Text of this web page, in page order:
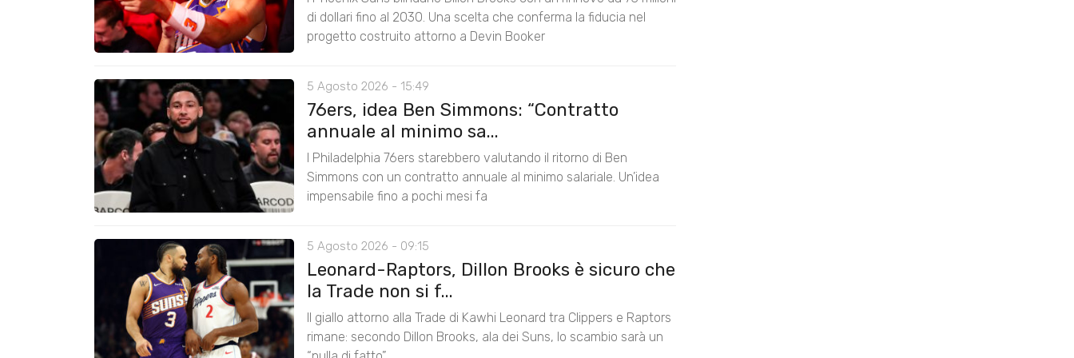
di dollari fino al 2030. Una scelta che conferma la fiducia nel
progetto costruito attorno a Devin Booker
5 Agosto 2026 - 15:49
76ers, idea Ben Simmons: “Contratto
annuale al minimo sa...
I Philadelphia 76ers starebbero valutando il ritorno di Ben
Simmons con un contratto annuale al minimo salariale. Un’idea
impensabile fino a pochi mesi fa
5 Agosto 2026 - 09:15
Leonard-Raptors, Dillon Brooks è sicuro che
la Trade non si f...
Il giallo attorno alla Trade di Kawhi Leonard tra Clippers e Raptors
rimane: secondo Dillon Brooks, ala dei Suns, lo scambio sarà un